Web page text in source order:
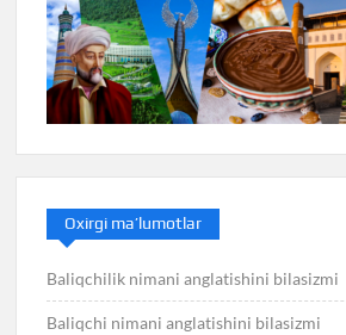
Oxirgi ma’lumotlar
Baliqchilik nimani anglatishini bilasizmi
Baliqchi nimani anglatishini bilasizmi